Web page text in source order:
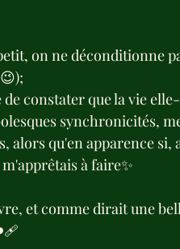
on ne déconditionne
constater que la vie
synchronicités,
alors qu'en apparence
à faire✨
et comme dirait une